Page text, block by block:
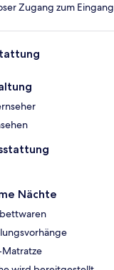
Zugang zum Eingang
Nächte